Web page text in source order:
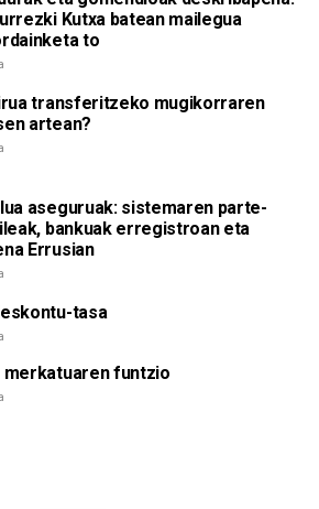
Kutxa batean mailegua
to
transferitzeko mugikorraren
artean?
aseguruak: sistemaren parte-
bankuak erregistroan eta
Errusian
tasa
merkatuaren funtzio